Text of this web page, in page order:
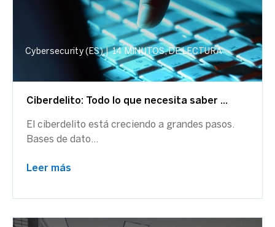
Cybersecurity (ES) | 14 MINUTOS, DE LECTURA
Ciberdelito: Todo lo que necesita saber ...
El ciberdelito está creciendo a grandes pasos.
Bases de dato...
Leer más